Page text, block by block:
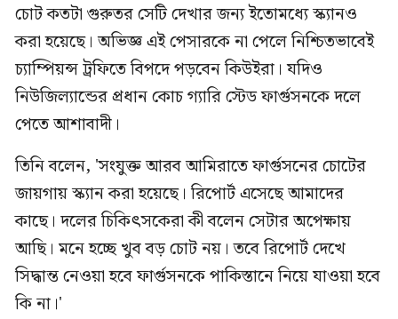
চোট কতটা গুরুতর সেটি দেখার জন্য ইতোমধ্যে স্ক্যানও
করা হয়েছে। অভিজ্ঞ এই পেসারকে না পেলে নিশ্চিতভাবেই
চ্যাম্পিয়ন্স ট্রফিতে বিপদে পড়বেন কিউইরা। যদিও
নিউজিল্যান্ডের প্রধান কোচ গ্যারি স্টেড ফার্গুসনকে দলে
পেতে আশাবাদী।
তিনি বলেন, 'সংযুক্ত আরব আমিরাতে ফার্গুসনের চোটের
জায়গায় স্ক্যান করা হয়েছে। রিপোর্ট এসেছে আমাদের
কাছে। দলের চিকিৎসকেরা কী বলেন সেটার অপেক্ষায়
আছি। মনে হচ্ছে খুব বড় চোট নয়। তবে রিপোর্ট দেখে
সিদ্ধান্ত নেওয়া হবে ফার্গুসনকে পাকিস্তানে নিয়ে যাওয়া হবে
কি না।'